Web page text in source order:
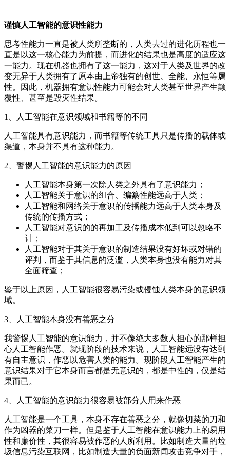
谨慎人工智能的意识性能力
思考性能力一直是被人类所垄断的，人类去过的进化历程也一
直是以这一核心能力为前提，而进化的结果也是高度的适应这
一能力。现在机器也拥有了这一能力，这对于人类及世界的改
变无异于人类拥有了原本由上帝独有的创世、全能、永恒等属
性。因此，机器拥有意识性能力可能会对人类甚至世界产生颠
覆性、甚至是毁灭性结果。
1、人工智能在意识领域和书籍等的不同
人工智能具有意识能力，而书籍等传统工具只是传播的载体或
渠道，本身并不具有这种能力。
2、警惕人工智能的意识能力的原因
人工智能本身第一次除人类之外具有了意识能力；
人工智能关于意识的组合、编纂性能远高于人类；
人工智能和网络关于意识的传播能力远高于人类本身及
传统的传播方式；
人工智能对意识的的再加工及传播成本低到可以忽略不
计；
人工智能对于其关于意识的制造结果没有好坏或对错的
评判，而鉴于其信息的泛滥，人类本身也没有能力对其
全面筛查；
鉴于以上原因，人工智能很容易污染或侵蚀人类本身的意识领
域。
3、人工智能本身没有善恶之分
我警惕人工智能的意识能力，并不像绝大多数人担心的那样担
心人工智能作恶。就现阶段的技术来说，人工智能远没有达到
有自主意识，作恶以危害人类的能力。现阶段人工智能产生的
意识结果对于它本身而言都是无意识的，都是中性的，仅是结
果而已。
4、人工智能的意识能力很容易被部分人用来作恶
人工智能是一个工具，本身不存在善恶之分，就像切菜的刀和
作为凶器的菜刀一样。但是鉴于人工智能在意识能力上的易用
性和廉价性，其很容易被作恶的人所利用。比如制造大量的垃
圾信息污染互联网，比如制造大量的负面新闻攻击竞争对手，